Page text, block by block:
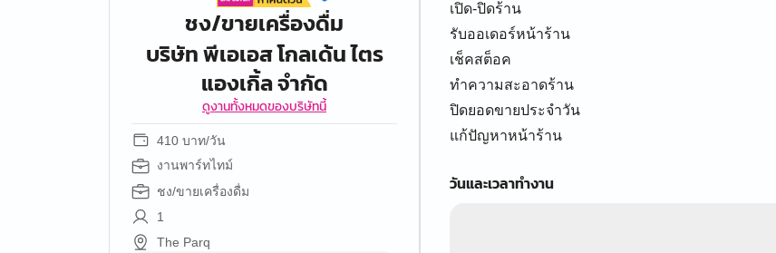
ชง/ขายเครื่องดื่ม
บริษัท พีเอเอส โกลเด้น ไตร
แองเกิ้ล จำกัด
ดูงานทั้งหมดของบริษัทนี้
410 บาท/วัน
งานพาร์ทไทม์
ชง/ขายเครื่องดื่ม
1
The Parq
เปิด-ปิดร้าน
รับออเดอร์หน้าร้าน
เช็คสต็อค
ทำความสะอาดร้าน
ปิดยอดขายประจำวัน
แก้ปัญหาหน้าร้าน
วันและเวลาทำงาน